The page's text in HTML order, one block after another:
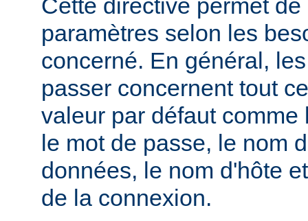
Cette directive permet
paramètres selon les
concerné. En général,
passer concernent tout
valeur par défaut comme
le mot de passe, le nom
données, le nom d'hôte
de la connexion.